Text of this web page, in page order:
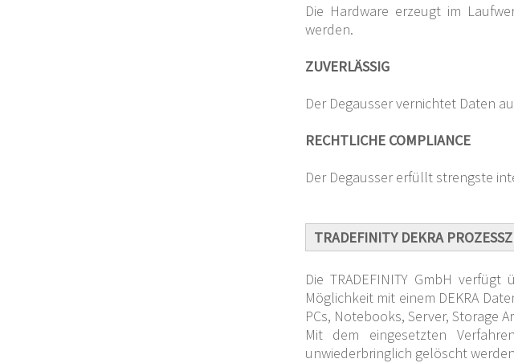
Die Hardware erzeugt im
werden.
ZUVERLÄSSIG
Der Degausser vernichtet Daten
RECHTLICHE COMPLIANCE
Der Degausser erfüllt strengste
TRADEFINITY DEKRA
Die TRADEFINITY GmbH
Möglichkeit mit einem DEKRA
PCs, Notebooks, Server, Storage
Mit dem eingesetzten
unwiederbringlich gelöscht